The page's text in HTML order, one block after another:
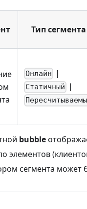
Тип сегмента
Онлайн |
Статичный |
bubble
элементов
сегмента может